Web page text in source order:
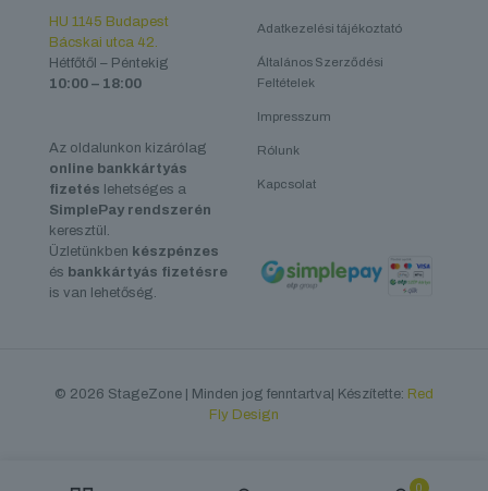
HU 1145 Budapest
Bácskai utca 42.
Hétfőtől – Péntekig
10:00 – 18:00
Az oldalunkon kizárólag
online bankkártyás
fizetés lehetséges a
SimplePay rendszerén
keresztül.
Üzletünkben készpénzes
és bankkártyás fizetésre
is van lehetőség.
Adatkezelési tájékoztató
Általános Szerződési
Feltételek
Impresszum
Rólunk
Kapcsolat
© 2026 StageZone | Minden jog fenntartva| Készítette: Red
Fly Design
0